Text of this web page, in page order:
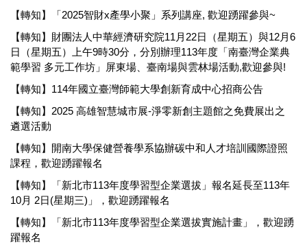
【轉知】「2025智財x產學小聚」系列講座, 歡迎踴躍參與~
【轉知】財團法人中華經濟研究院11月22日（星期五）與12月6
日（星期五）上午9時30分，分別辦理113年度「南臺灣企業典
範學習 多元工作坊」屏東場、臺南場與雲林場活動,歡迎參與!
【轉知】114年國立臺灣師範大學創新育成中心招商公告
【轉知】2025 高雄智慧城市展-淨零新創主題館之免費展出之
遴選活動
【轉知】開南大學保健營養學系協辦碳中和人才培訓國際證照
課程，歡迎踴躍報名
【轉知】「新北市113年度學習型企業選拔」報名延長至113年
10月 2日(星期三)」，歡迎踴躍報名
【轉知】「新北市113年度學習型企業選拔實施計畫」，歡迎踴
躍報名